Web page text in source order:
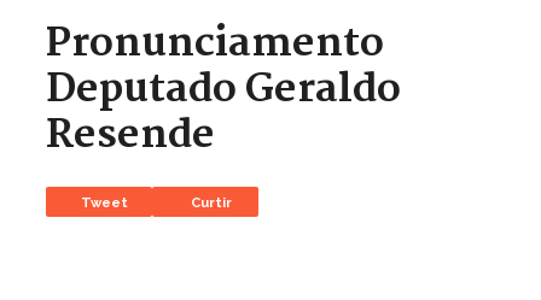
Pronunciamento
Deputado Geraldo
Resende
Tweet Curtir